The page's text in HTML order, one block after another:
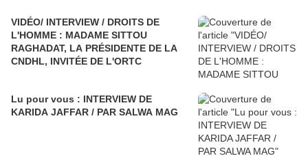
VIDÉO/ INTERVIEW / DROITS DE
L'HOMME : MADAME SITTOU
RAGHADAT, LA PRÉSIDENTE DE LA
CNDHL, INVITÉE DE L'ORTC
Lu pour vous : INTERVIEW DE
KARIDA JAFFAR / PAR SALWA MAG